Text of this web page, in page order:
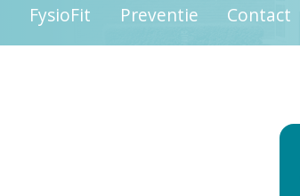
FysioFit Preventie Contact